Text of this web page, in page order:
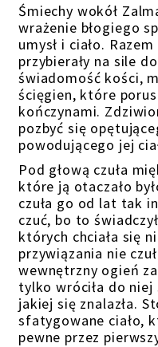
Śmiechy wokół
wrażenie błogiego
umysł i ciało.
przybierały na sile
świadomość kości,
ścięgien, które
kończynami.
pozbyć się
powodującego jej
Pod głową czuła
które ją otaczało
czuła go od lat tak
czuć, bo to
których chciała się
przywiązania nie
wewnętrzny ogień
tylko wróciła do
jakiej się znalazła.
sfatygowane ciało,
pewne przez